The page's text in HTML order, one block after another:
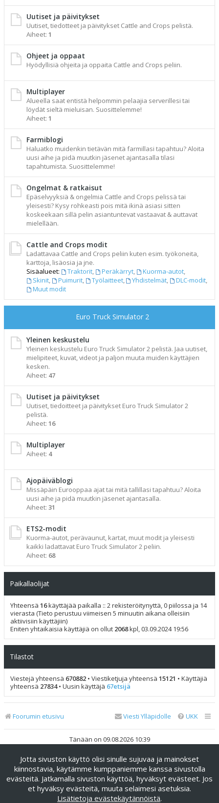
Uutiset ja päivitykset
Uutiset, tiedotteet ja päivitykset Cattle and Crops pelistä.
Aiheet: 1
Ohjeet ja oppaat
Hyödyllisiä ohjeita ja oppaita Cattle and Crops peliin.
Multiplayer
Alueella saat entistä helpommin pelaajia serverillesi tai
löydät sieltä mieluisan. Suosittelemme!
Aiheet: 1
Farmiblogi
Haluatko muidenkin tietävän mitä farmillasi tapahtuu? Aloita
uusi aihe ja pidä muutkin jäsenet ajantasalla tilasi
tapahtumista. Suosittelemme!
Ongelmat & ratkaisut
Epäselvyyksiä & ongelmia Cattle and Crops pelissä tai
yleisesti? Kysy rohkeasti pois mitä ikinä asiasi sitten
koskeekaan sillä pelin asiantuntevat vastaavat & auttavat
mielellään.
Cattle and Crops modit
Ladattavaa Cattle and Crops peliin kuten esim. työkoneita,
karttoja, lisäosia ja jne.
Sisäalueet:
Traktorit, Peräkärryt, Kuorma-autot,
Skinit, Puimurit, Työlaitteet, Yhdistelmät, DLC-modit,
Muut modit
Euro Truck Simulator 2
Yleinen keskustelu
Yleinen keskustelu Euro Truck Simulator 2 pelistä. Jaa uutiset,
mielipiteet, kuvat, videot ja paljon muuta muiden käyttäjien
kesken.
Aiheet: 47
Uutiset ja päivitykset
Uutiset, tiedoitteet ja päivitykset Euro Truck Simulator 2
pelistä.
Aiheet: 16
Multiplayer
Aiheet: 4
Ajopäiväblogi
Missäpäin Eurooppaa ajat tai mitä tallillasi tapahtuu? Aloita
uusi aihe ja pidä muutkin jäsenet ajantasalla.
Aiheet: 31
ETS2-modit
Kuorma-autot, perävaunut, kartat, muut modit ja yleisesti
kaikki ladattavat Euro Truck Simulator 2 peliin.
Aiheet: 68
Paikallaolijat
Yhteensä 16käyttäjää paikalla :: 2 rekisteröitynyttä, 0 piilossa ja 14
vierasta (Tieto perustuu viimeisen 5 minuutin aikana olleisiin
aktiivisiin käyttäjiin)
Eniten yhtaikaisia käyttäjiä on ollut 2068kpl, 03.09.2024 19:56
Tilastot
Viestejä yhteensä 670882 • Viestiketjuja yhteensä 15121 • Käyttäjiä
yhteensä 27834• Uusin käyttäjä 67etsijä
Foorumin etusivu UKK
Viesti Ylläpidolle
Tänään on 09.08.2026 10:39
Keskustelufoorumin ohjelmistophpBB® Forum Software ©
phpBB Limited
Käännös: phpBB Suomi (lurttinen, harritapio, Pettis)
phpBB Metro Theme byPixelGoose Studio
Jotta sivuston käyttö olisi sinulle sujuvaa ja mainokset
kiinnostavia, käytämme kumppaniemme kanssa sivustolla
evästeitä. Jatkamalla sivuston käyttöä, hyväksyt evästeet. Jos
et hyväksy evästeitä, muuta selaimesi asetuksia.
Lisätietoja evästekäytännöistä.